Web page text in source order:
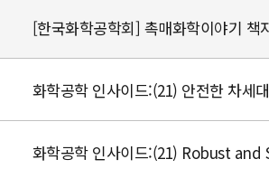
[한국화학공학회] 촉매화학이야기 책
화학공학 인사이드:(21) 안전한 차세
화학공학 인사이드:(21) Robust